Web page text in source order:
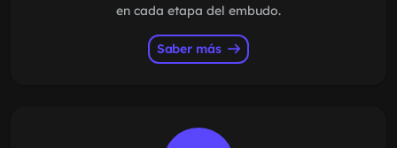
en cada etapa del embudo.
Saber más